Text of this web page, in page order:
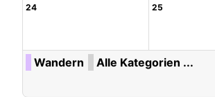
24 25
Wandern Alle Kategorien ...